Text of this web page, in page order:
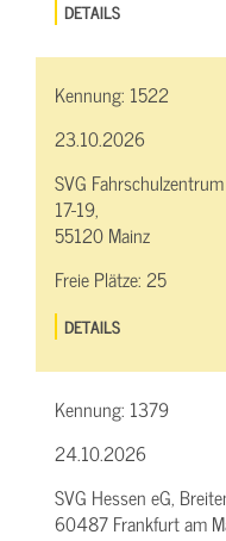
DETAILS
Kennung: 1522
23.10.2026
SVG
17-19,
55120 Mainz
Freie Plätze:25
DETAILS
Kennung: 1379
24.10.2026
SVG Hessen eG,
60487 Frankfurt am